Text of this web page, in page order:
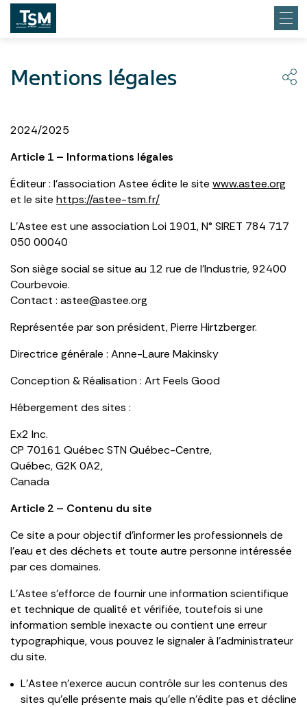
Mentions légales
2024/2025
Article 1 – Informations légales
Éditeur : l’association Astee édite le site www.astee.org
et le site https://astee-tsm.fr/
L’Astee est une association Loi 1901, N° SIRET 784 717
050 00040
Son siège social se situe au 12 rue de l’Industrie, 92400
Courbevoie.
Contact : astee@astee.org
Représentée par son président, Pierre Hirtzberger.
Directrice générale : Anne-Laure Makinsky
Conception & Réalisation : Art Feels Good
Hébergement des sites :
Ex2 Inc.
CP 70161 Québec STN Québec-Centre,
Québec, G2K 0A2,
Canada
Article 2 – Contenu du site
Ce site a pour objectif d’informer les professionnels de
l’eau et des déchets et toute autre personne intéressée
par ces domaines.
L’Astee s’efforce de fournir une information scientifique
et technique de qualité et vérifiée, toutefois si une
information semble inexacte ou contient une erreur
typographique, vous pouvez le signaler à l’administrateur
du site.
L’Astee n’exerce aucun contrôle sur les contenus des
sites qu’elle présente mais qu’elle n’édite pas et décline